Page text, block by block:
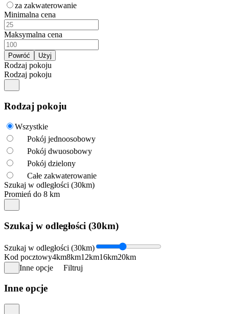
za zakwaterowanie
Minimalna cena
Maksymalna cena
Rodzaj pokoju
Rodzaj pokoju
Rodzaj pokoju
Wszystkie
Pokój jednoosobowy
Pokój dwuosobowy
Pokój dzielony
Całe zakwaterowanie
Szukaj w odległości (30km)
Promień do 8 km
Szukaj w odległości (30km)
Szukaj w odległości (30km)
Kod pocztowy4km8km12km16km20km
Inne opcje
Filtruj
Inne opcje